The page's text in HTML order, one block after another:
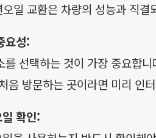
일 교환은 차량의 성능과 직
요성:
를 선택하는 것이 가장 중요합
음 방문하는 곳이라면 미리 인
확인: